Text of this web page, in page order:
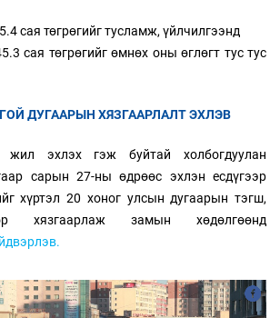
сая төгрөгийг тусламж, үйлчилгээнд
сая төгрөгийг өмнөх оны өглөгт тус тус
ДУГААРЫН ХЯЗГААРЛАЛТ ЭХЛЭВ
эхлэх гэж буйтай холбогдуулан
сарын 27-ны өдрөөс эхлэн есдүгээр
хүртэл 20 хоног улсын дугаарын тэгш,
хязгаарлаж замын хөдөлгөөнд